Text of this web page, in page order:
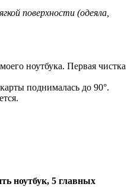
поверхности (одеяла,
ноутбука. Первая чистка
поднималась до 90°.
ноутбук, 5 главных